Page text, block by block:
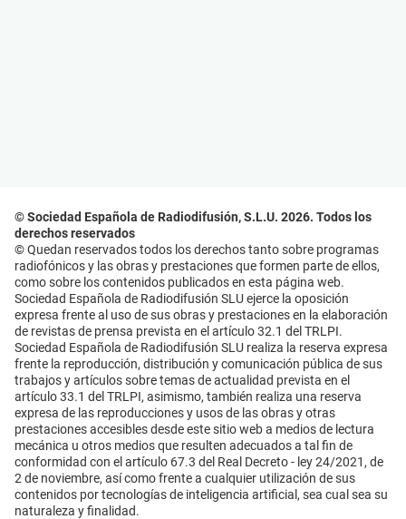
© Sociedad Española de Radiodifusión, S.L.U. 2026. Todos los
derechos reservados
© Quedan reservados todos los derechos tanto sobre programas
radiofónicos y las obras y prestaciones que formen parte de ellos,
como sobre los contenidos publicados en esta página web.
Sociedad Española de Radiodifusión SLU ejerce la oposición
expresa frente al uso de sus obras y prestaciones en la elaboración
de revistas de prensa prevista en el artículo 32.1 del TRLPI.
Sociedad Española de Radiodifusión SLU realiza la reserva expresa
frente la reproducción, distribución y comunicación pública de sus
trabajos y artículos sobre temas de actualidad prevista en el
artículo 33.1 del TRLPI, asimismo, también realiza una reserva
expresa de las reproducciones y usos de las obras y otras
prestaciones accesibles desde este sitio web a medios de lectura
mecánica u otros medios que resulten adecuados a tal fin de
conformidad con el artículo 67.3 del Real Decreto - ley 24/2021, de
2 de noviembre, así como frente a cualquier utilización de sus
contenidos por tecnologías de inteligencia artificial, sea cual sea su
naturaleza y finalidad.